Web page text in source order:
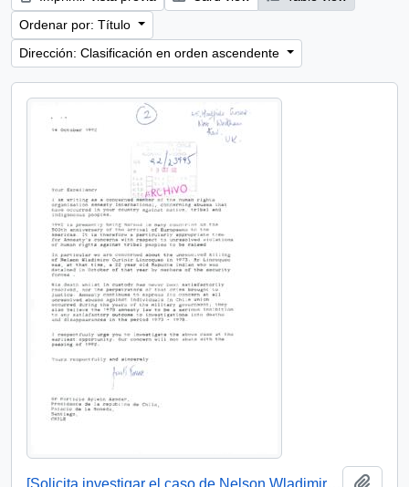
Ordenar por: Título
Dirección: Clasificación en orden ascendente
[Solicita investigar el caso de Nelson Wladimiro Curiñir]